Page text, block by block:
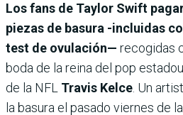
Los fans de Taylor Swift
piezas de basura -incluidas
test de ovulación— recogidas
boda de la reina del pop
de la NFL Travis Kelce . Un
la basura el pasado viernes de